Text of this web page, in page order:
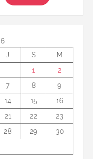
J S
M
1
2
7 8
9
14 15
16
21 22
23
28 29
30